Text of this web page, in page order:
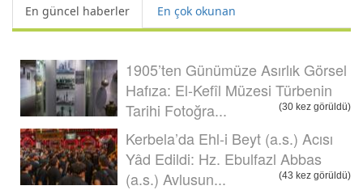
En güncel haberler En çok okunan
1905’ten Günümüze Asırlık Görsel
Hafıza: El-Kefîl Müzesi Türbenin
Tarihi Fotoğra...
(30 kez görüldü)
Kerbela’da Ehl-i Beyt (a.s.) Acısı
Yâd Edildi: Hz. Ebulfazl Abbas
(a.s.) Avlusun...
(43 kez görüldü)